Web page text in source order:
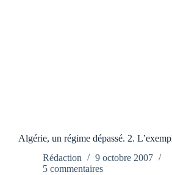
Algérie, un régime dépassé. 2.
Rédaction
9 octobre 2007
5 commentaires